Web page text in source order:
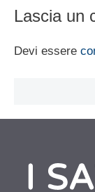
Lascia un
Devi essere